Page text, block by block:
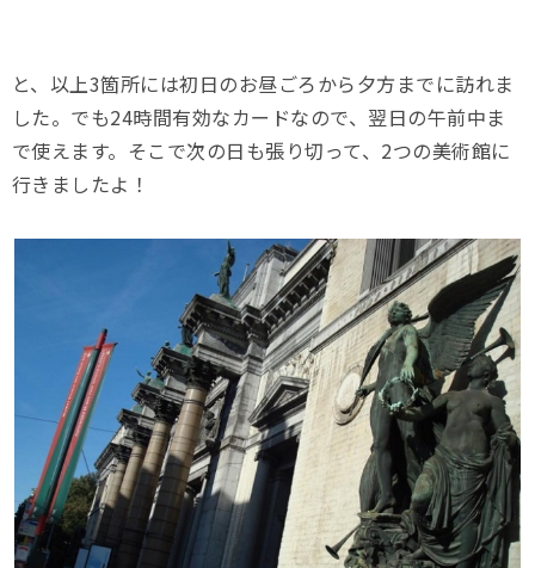
と、以上3箇所には初日のお昼ごろから夕方までに訪れま
した。でも24時間有効なカードなので、翌日の午前中ま
で使えます。そこで次の日も張り切って、2つの美術館に
行きましたよ！